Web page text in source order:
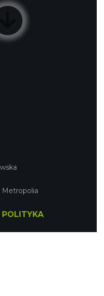
Metropolia
POLITYKA